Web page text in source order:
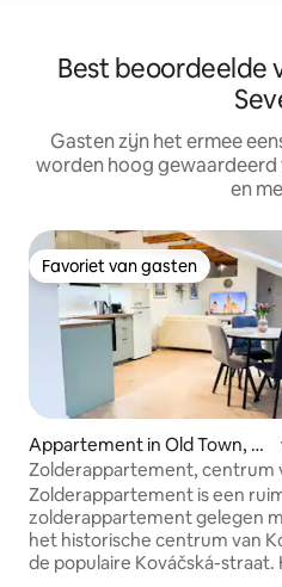
Best beoordeelde
Gasten zijn het ermee
worden hoog
en
Favoriet van gasten
Favoriet van gasten
Appartement in Old Town, K
ošice
Zolderappartement, centrum
Košice met
Zolderappartement is een
zolderappartement gelegen
het historische centrum van
de populaire Kováčská-straat.